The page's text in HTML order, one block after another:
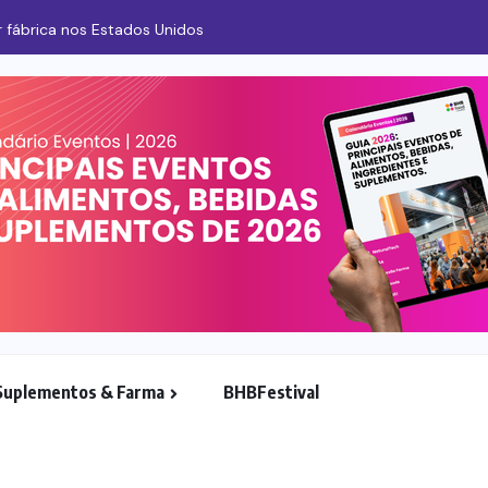
nos Estados Unidos
& Farma BHBFestival